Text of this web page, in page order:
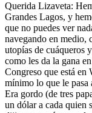
Querida Lizaveta:
Grandes Lagos, y
que no puedes ver
navegando en medio,
utopías de cuáqueros
como les da la gana
Congreso que está en
mínimo lo que le pasa
Era gordo (de tres
un dólar a cada quien